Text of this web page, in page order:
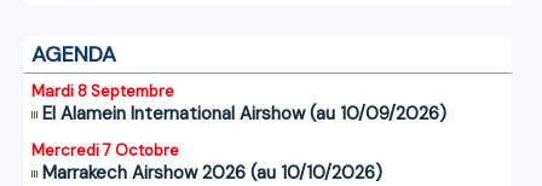
AGENDA
Mardi 8 Septembre
El Alamein International Airshow (au 10/09/2026)
Mercredi 7 Octobre
Marrakech Airshow 2026 (au 10/10/2026)